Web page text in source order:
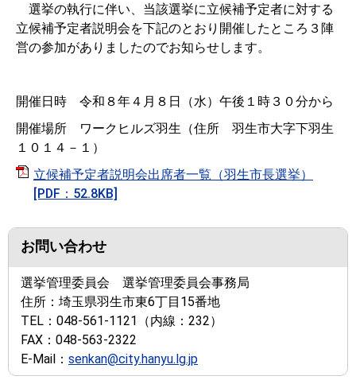
選挙の執行に伴い、当該選挙に立候補予定者に対する
立候補予定者説明会を下記のとおり開催したところ３陣
営の参加がありましたのでお知らせします。
開催日時 令和８年４月８日（水）午後１時３０分から
開催場所 ワークヒルズ羽生（住所 羽生市大字下羽生
１０１４－１）
立候補予定者説明会出席者一覧（羽生市長選挙）
[PDF：52.8KB]
お問い合わせ
選挙管理委員会 選挙管理委員会事務局
住所： 埼玉県羽生市東6丁目15番地
TEL： 048-561-1121
（内線：232）
FAX： 048-563-2322
E-Mail： senkan@city.hanyu.lg.jp